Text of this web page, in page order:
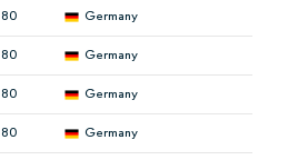
80 Germany
80 Germany
80 Germany
80 Germany